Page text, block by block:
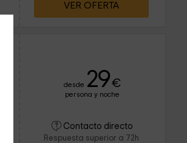
VER OFERTA
desde 29€
persona y noche
Contacto directo
Respuesta superior a 72h